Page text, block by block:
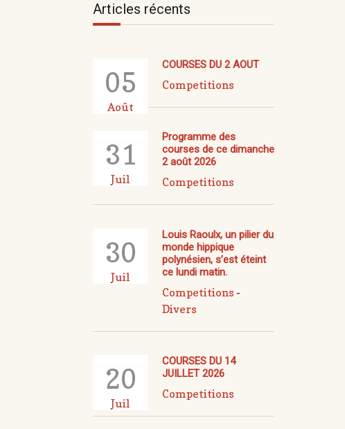
Articles récents
05
Août
COURSES DU 2 AOUT
Competitions
31
Juil
Programme des
courses de ce dimanche
2 août 2026
Competitions
30
Juil
Louis Raoulx, un pilier du
monde hippique
polynésien, s’est éteint
ce lundi matin.
Competitions -
Divers
20
Juil
COURSES DU 14
JUILLET 2026
Competitions